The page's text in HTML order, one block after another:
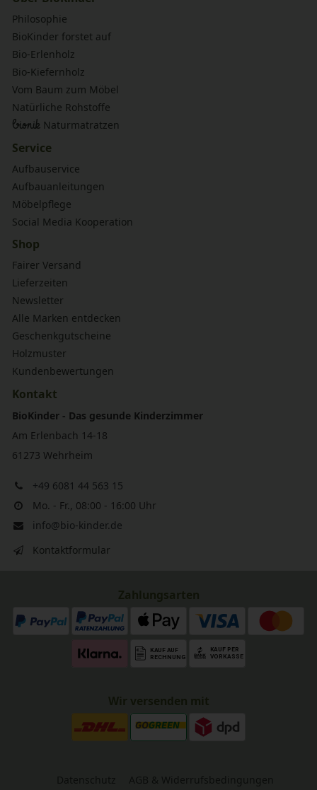
Philosophie
BioKinder forstet auf
Bio-Erlenholz
Bio-Kiefernholz
Vom Baum zum Möbel
Natürliche Rohstoffe
bionik Naturmatratzen
Service
Aufbauservice
Aufbauanleitungen
Möbelpflege
Social Media Kooperation
Shop
Fairer Versand
Lieferzeiten
Newsletter
Alle Marken entdecken
Geschenkgutscheine
Holzmuster
Kundenbewertungen
Kontakt
BioKinder - Das gesunde Kinderzimmer
Am Erlenbach 14-18
61273 Wehrheim
+49 6081 44 563 15
Mo. - Fr., 08:00 - 16:00 Uhr
info@bio-kinder.de
Kontaktformular
Zahlungsarten
Wir versenden mit